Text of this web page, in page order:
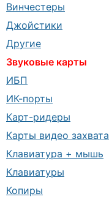
Винчестеры
Джойстики
Другие
Звуковые карты
ИБП
ИК-порты
Карт-ридеры
Карты видео захвата
Клавиатура + мышь
Клавиатуры
Копиры